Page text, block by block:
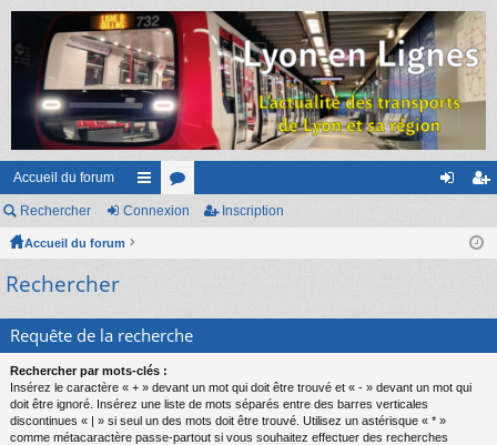
Accueil du forum
ac
s
or
cri
Rechercher Connexion Inscription
Accueil du forum
Rechercher
Requête de la recherche
Rechercher par mots-clés :
Insérez le caractère « + » devant un mot qui doit être trouvé et « - » devant un mot qui
doit être ignoré. Insérez une liste de mots séparés entre des barres verticales
discontinues « | » si seul un des mots doit être trouvé. Utilisez un astérisque « * »
comme métacaractère passe-partout si vous souhaitez effectuer des recherches